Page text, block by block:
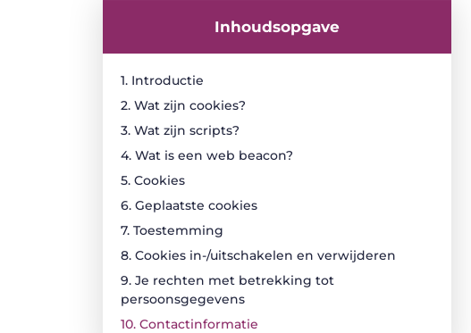
Inhoudsopgave
1. Introductie
2. Wat zijn cookies?
3. Wat zijn scripts?
4. Wat is een web beacon?
5. Cookies
6. Geplaatste cookies
7. Toestemming
8. Cookies in-/uitschakelen en verwijderen
9. Je rechten met betrekking tot
persoonsgegevens
10. Contactinformatie